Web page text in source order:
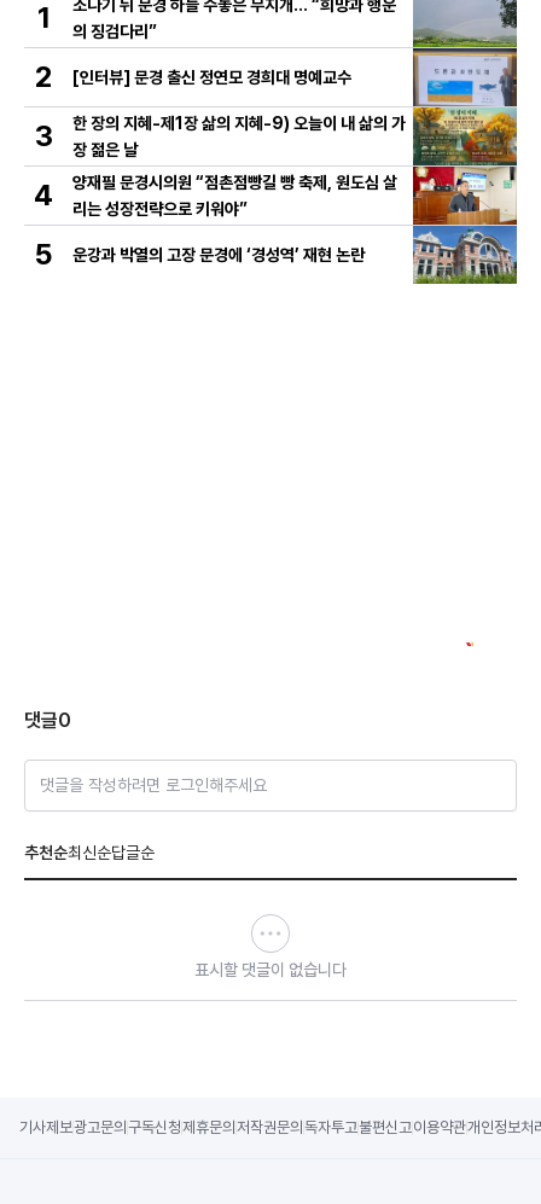
1
소나기 뒤 문경 하늘 수놓은 무지개… “희망과 행운
의 징검다리”
2 [인터뷰] 문경 출신 정연모 경희대 명예교수
3
한 장의 지혜-제1장 삶의 지혜-9) 오늘이 내 삶의 가
장 젊은 날
4
양재필 문경시의원 “점촌점빵길 빵 축제, 원도심 살
리는 성장전략으로 키워야”
5 운강과 박열의 고장 문경에 ‘경성역’ 재현 논란
댓글0
댓글을 작성하려면 로그인해주세요
추천순최신순답글순
표시할 댓글이 없습니다
기사제보광고문의 구독신청제휴문의 저작권문의 독자투고불편신고이용약관개인정보처